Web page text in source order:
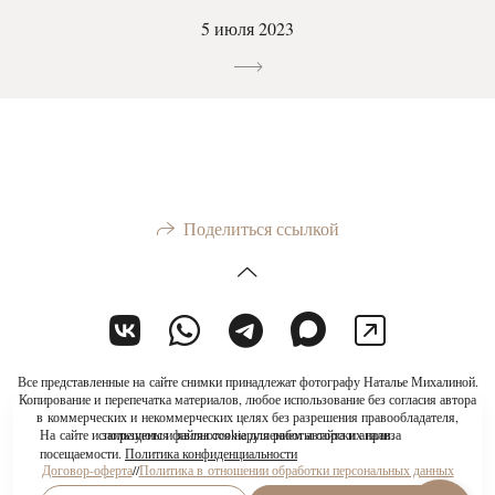
5 июля 2023
Поделиться ссылкой
Все представленные на сайте снимки принадлежат фотографу Наталье Михалиной.
Копирование и перепечатка материалов, любое использование без согласия автора
в коммерческих и некоммерческих целях без разрешения правообладателя,
запрещены и являются нарушением авторских прав.
Договор-оферта//Политика в отношении обработки персональных данных
На сайте используются файлы cookie для работы сайта и анализа
посещаемости. Политика конфиденциальности